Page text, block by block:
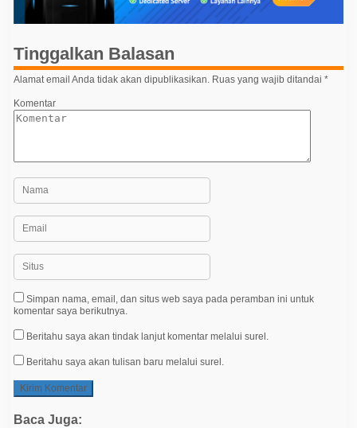
i
p
o
s
Tinggalkan Balasan
Alamat email Anda tidak akan dipublikasikan. Ruas yang wajib ditandai *
Komentar
Simpan nama, email, dan situs web saya pada peramban ini untuk
komentar saya berikutnya.
Beritahu saya akan tindak lanjut komentar melalui surel.
Beritahu saya akan tulisan baru melalui surel.
Baca Juga: